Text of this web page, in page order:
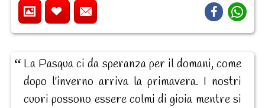
La Pasqua ci da speranza per il domani, come
dopo l'inverno arriva la primavera. I nostri
cuori possono essere colmi di gioia mentre si